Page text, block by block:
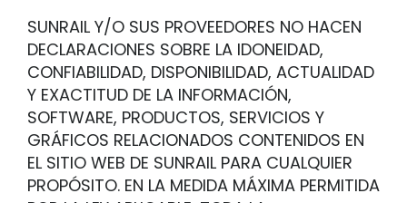
SUNRAIL Y/O SUS PROVEEDORES NO HACEN
DECLARACIONES SOBRE LA IDONEIDAD,
CONFIABILIDAD, DISPONIBILIDAD, ACTUALIDAD
Y EXACTITUD DE LA INFORMACIÓN,
SOFTWARE, PRODUCTOS, SERVICIOS Y
GRÁFICOS RELACIONADOS CONTENIDOS EN
EL SITIO WEB DE SUNRAIL PARA CUALQUIER
PROPÓSITO. EN LA MEDIDA MÁXIMA PERMITIDA